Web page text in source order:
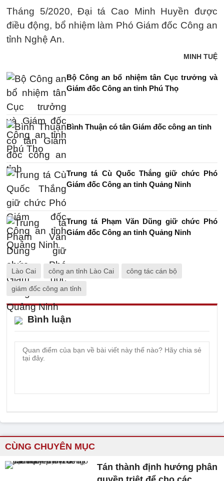
Tháng 5/2020, Đại tá Cao Minh Huyền được
điều động, bổ nhiệm làm Phó Giám đốc Công an
tỉnh Nghệ An.
MINH TUỆ
Bộ Công an bổ nhiệm tân Cục trưởng và
Giám đốc Công an tỉnh Phú Thọ
Bình Thuận có tân Giám đốc công an tỉnh
Trung tá Cù Quốc Thắng giữ chức Phó
Giám đốc Công an tỉnh Quảng Ninh
Trung tá Phạm Văn Dũng giữ chức Phó
Giám đốc Công an tỉnh Quảng Ninh
Lào Cai công an tỉnh Lào Cai công tác cán bộ
giám đốc công an tỉnh
Bình luận
CÙNG CHUYÊN MỤC
Tán thành định hướng phân